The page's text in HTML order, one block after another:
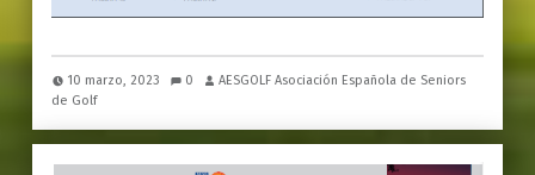
10 marzo, 2023 0
AESGOLF Asociación Española de Seniors
de Golf